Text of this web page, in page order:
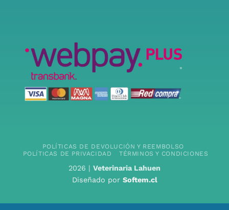
POLÍTICAS DE DEVOLUCIÓN Y REEMBOLSO
POLÍTICAS DE PRIVACIDAD
TÉRMINOS Y CONDICIONES
2026 | Veterinaria Lahuen
Diseñado por Softem.cl